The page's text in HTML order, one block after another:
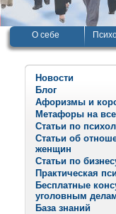
О себе
Новости
Блог
Афоризмы и
Метафоры на
Статьи по
Статьи об
женщин
Статьи по
Практическая
Бесплатные
уголовным
База знаний